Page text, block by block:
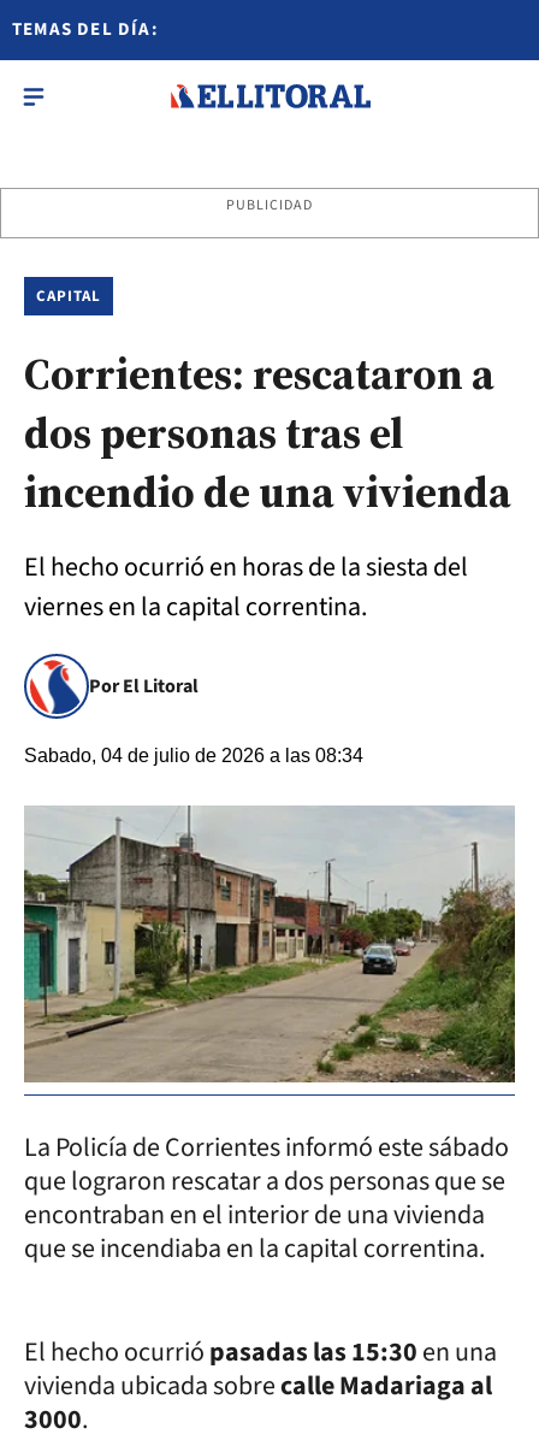
TEMAS DEL DÍA:
PUBLICIDAD
CAPITAL
Corrientes: rescataron a
dos personas tras el
incendio de una vivienda
El hecho ocurrió en horas de la siesta del
viernes en la capital correntina.
Por El Litoral
Sabado, 04 de julio de 2026 a las 08:34
La Policía de Corrientes informó este sábado
que lograron rescatar a dos personas que se
encontraban en el interior de una vivienda
que se incendiaba en la capital correntina.
El hecho ocurriópasadas las 15:30en una
vivienda ubicada sobrecalle Madariaga al
3000.